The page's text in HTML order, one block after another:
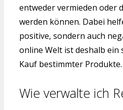
entweder vermieden oder
werden können. Dabei
positive, sondern auch
online Welt ist deshalb
Kauf bestimmter Produkte.
Wie verwalte ich